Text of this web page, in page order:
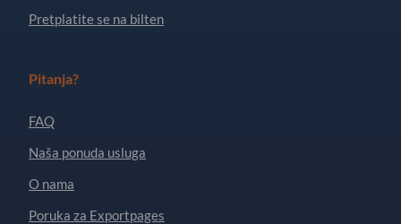
Pretplatite se na bilten
Pitanja?
FAQ
Naša ponuda usluga
O nama
Poruka za Exportpages